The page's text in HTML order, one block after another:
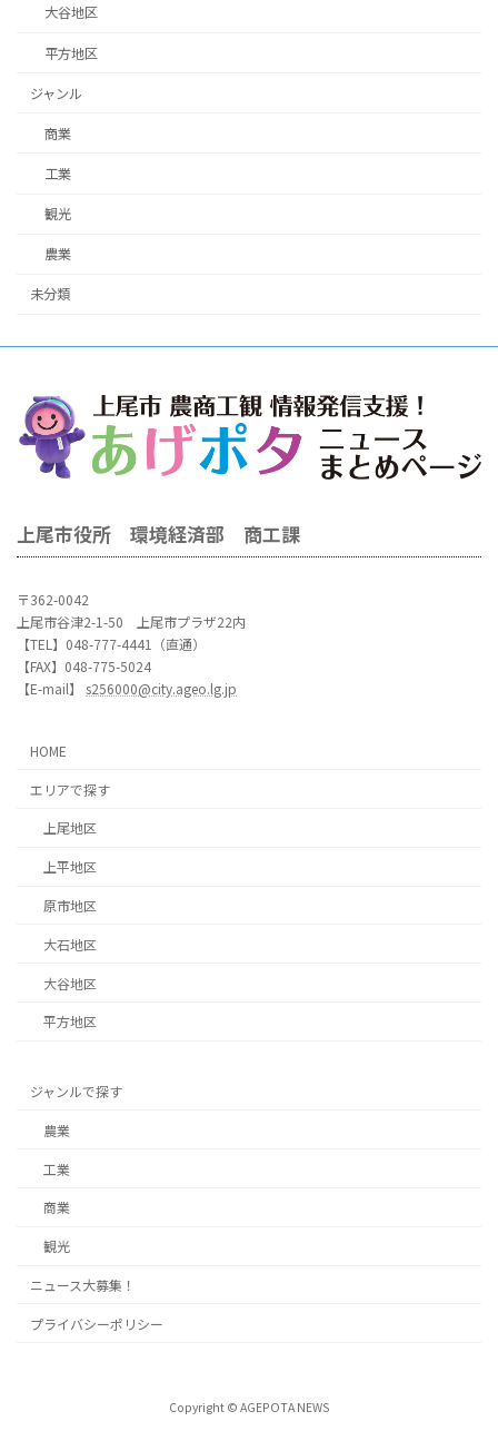
大谷地区
平方地区
ジャンル
商業
工業
観光
農業
未分類
上尾市役所 環境経済部 商工課
〒362-0042
上尾市谷津2-1-50 上尾市プラザ22内
【TEL】048-777-4441（直通）
【FAX】048-775-5024
【E-mail】 s256000@city.ageo.lg.jp
HOME
エリアで探す
上尾地区
上平地区
原市地区
大石地区
大谷地区
平方地区
ジャンルで探す
農業
工業
商業
観光
ニュース大募集！
プライバシーポリシー
Copyright © AGEPOTA NEWS